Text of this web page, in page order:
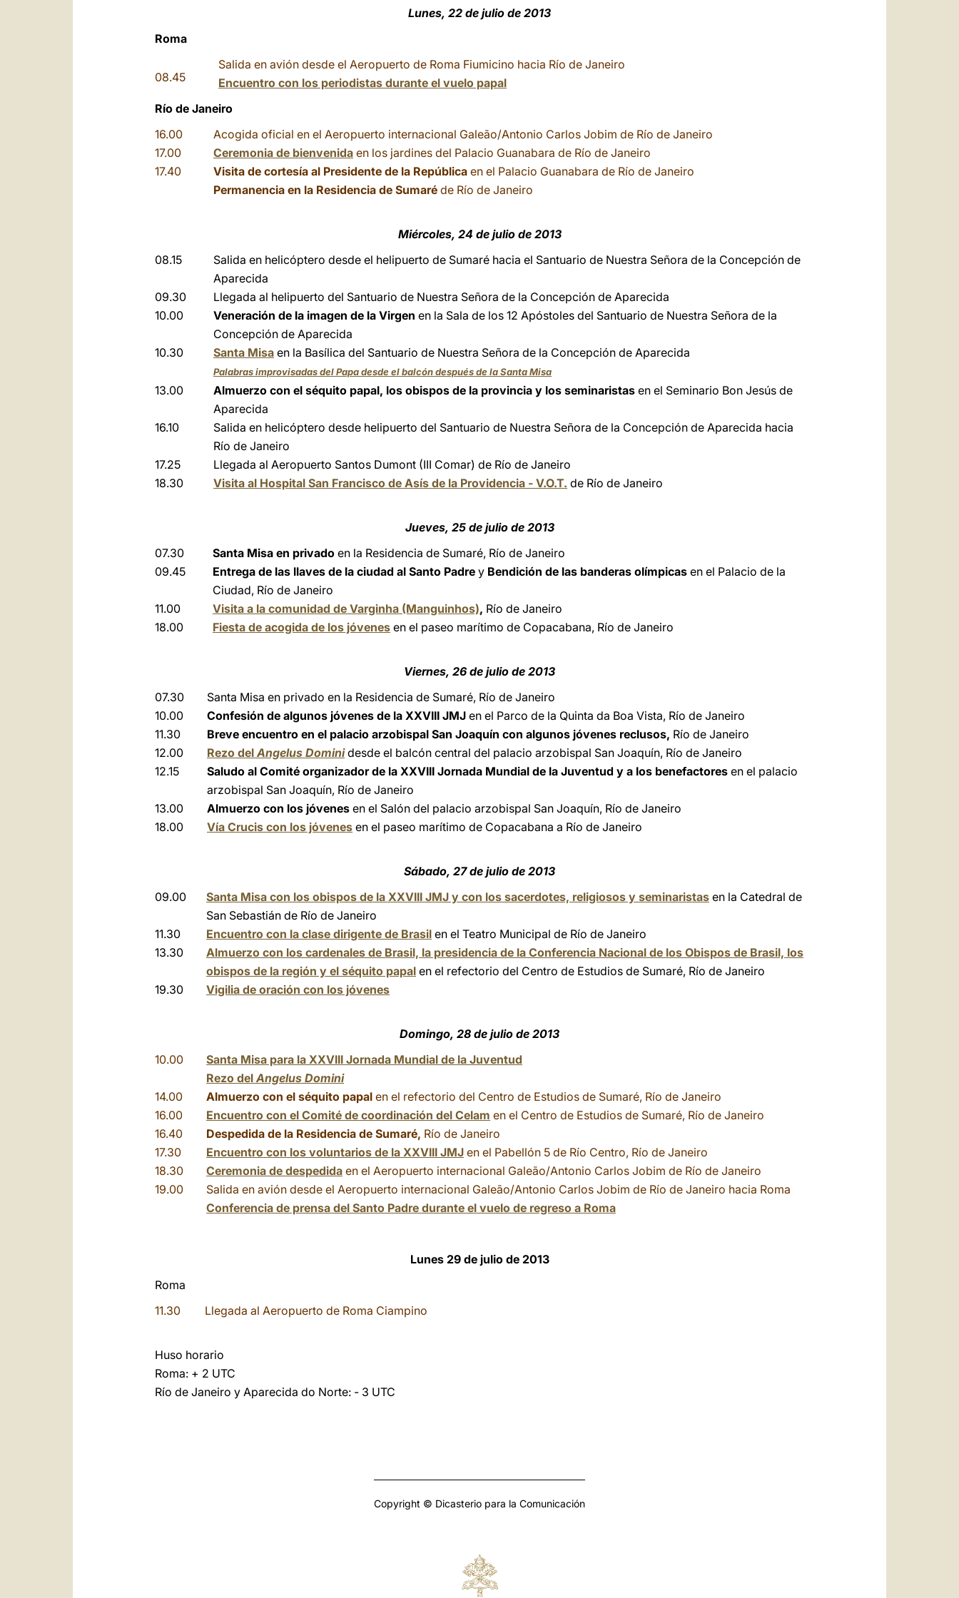
Lunes, 22 de julio de 2013
Roma
08.45
Salida en avión desde el Aeropuerto de Roma Fiumicino hacia Río de Janeiro
Encuentro con los periodistas durante el vuelo papal
Río de Janeiro
16.00
Acogida oficial en el Aeropuerto internacional Galeão/Antonio Carlos Jobim de Río de Janeiro
17.00
Ceremonia de bienvenida en los jardines del Palacio Guanabara de Río de Janeiro
17.40
Visita de cortesía al Presidente de la República en el Palacio Guanabara de Río de Janeiro
Permanencia en la Residencia de Sumaré de Río de Janeiro
Miércoles, 24 de julio de 2013
08.15
Salida en helicóptero desde el helipuerto de Sumaré hacia el Santuario de Nuestra Señora de la Concepción de
Aparecida
09.30
Llegada al helipuerto del Santuario de Nuestra Señora de la Concepción de Aparecida
10.00
Veneración de la imagen de la Virgen en la Sala de los 12 Apóstoles del Santuario de Nuestra Señora de la
Concepción de Aparecida
10.30
Santa Misa en la Basílica del Santuario de Nuestra Señora de la Concepción de Aparecida
Palabras improvisadas del Papa desde el balcón después de la Santa Misa
13.00 Almuerzo con el séquito papal, los obispos de la provincia y los seminaristas en el Seminario Bon Jesús de
Aparecida
16.10
Salida en helicóptero desde helipuerto del Santuario de Nuestra Señora de la Concepción de Aparecida hacia
Río de Janeiro
17.25
Llegada al Aeropuerto Santos Dumont (III Comar) de Río de Janeiro
18.30
Visita al Hospital San Francisco de Asís de la Providencia - V.O.T. de Río de Janeiro
Jueves, 25 de julio de 2013
07.30
Santa Misa en privado en la Residencia de Sumaré, Río de Janeiro
09.45
Entrega de las llaves de la ciudad al Santo Padre y Bendición de las banderas olímpicas en el Palacio de la
Ciudad, Río de Janeiro
11.00
Visita a la comunidad de Varginha (Manguinhos), Río de Janeiro
18.00
Fiesta de acogida de los jóvenes en el paseo marítimo de Copacabana, Río de Janeiro
Viernes, 26 de julio de 2013
07.30
Santa Misa en privado en la Residencia de Sumaré, Río de Janeiro
10.00
Confesión de algunos jóvenes de la XXVIII JMJ en el Parco de la Quinta da Boa Vista, Río de Janeiro
11.30
Breve encuentro en el palacio arzobispal San Joaquín con algunos jóvenes reclusos, Río de Janeiro
12.00
Rezo delAngelus Dominidesde el balcón central del palacio arzobispal San Joaquín, Río de Janeiro
12.15
Saludo al Comité organizador de la XXVIII Jornada Mundial de la Juventud y a los benefactores en el palacio
arzobispal San Joaquín, Río de Janeiro
13.00
Almuerzo con los jóvenes en el Salón del palacio arzobispal San Joaquín, Río de Janeiro
18.00
Vía Crucis con los jóvenes en el paseo marítimo de Copacabana a Río de Janeiro
Sábado, 27 de julio de 2013
09.00
Santa Misa con los obispos de la XXVIII JMJ y con los sacerdotes, religiosos y seminaristas en la Catedral de
San Sebastián de Río de Janeiro
11.30
Encuentro con la clase dirigente de Brasil en el Teatro Municipal de Río de Janeiro
13.30
Almuerzo con los cardenales de Brasil, la presidencia de la Conferencia Nacional de los Obispos de Brasil, los
obispos de la región y el séquito papal en el refectorio del Centro de Estudios de Sumaré, Río de Janeiro
19.30
Vigilia de oración con los jóvenes
Domingo, 28 de julio de 2013
10.00
Santa Misa para la XXVIII Jornada Mundial de la Juventud
Rezo delAngelus Domini
14.00
Almuerzo con el séquito papal en el refectorio del Centro de Estudios de Sumaré, Río de Janeiro
16.00
Encuentro con el Comité de coordinación del Celam en el Centro de Estudios de Sumaré, Río de Janeiro
16.40
Despedida de la Residencia de Sumaré, Río de Janeiro
17.30
Encuentro con los voluntarios de la XXVIII JMJ en el Pabellón 5 de Río Centro, Río de Janeiro
18.30
Ceremonia de despedida en el Aeropuerto internacional Galeão/Antonio Carlos Jobim de Río de Janeiro
19.00
Salida en avión desde el Aeropuerto internacional Galeão/Antonio Carlos Jobim de Río de Janeiro hacia Roma
Conferencia de prensa del Santo Padre durante el vuelo de regreso a Roma
Lunes 29 de julio de 2013
Roma
11.30
Llegada al Aeropuerto de Roma Ciampino
Huso horario
Roma: + 2 UTC
Río de Janeiro y Aparecida do Norte: - 3 UTC
Copyright © Dicasterio para la Comunicación